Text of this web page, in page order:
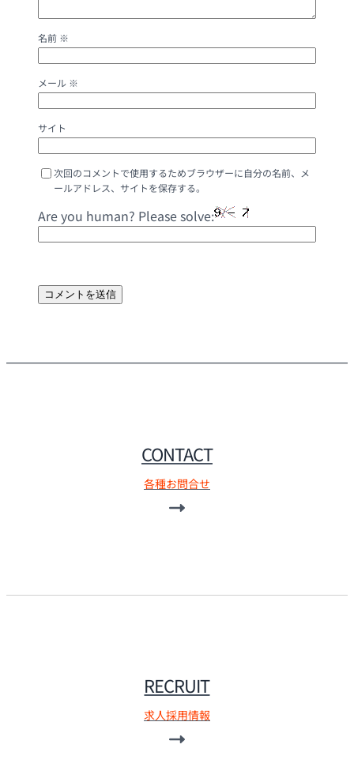
名前 ※
メール ※
サイト
次回のコメントで使用するためブラウザーに自分の名前、メ
ールアドレス、サイトを保存する。
Are you human? Please solve:
CONTACT
各種お問合せ
RECRUIT
求人採用情報